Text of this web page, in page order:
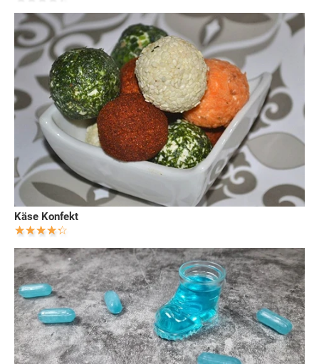
Käse Konfekt